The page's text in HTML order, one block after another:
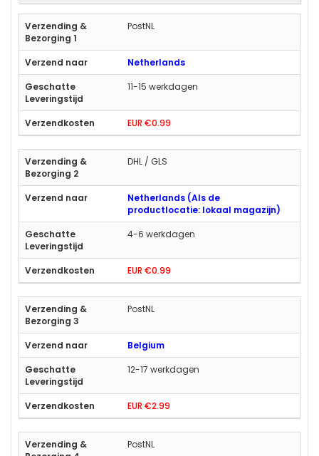
PostNL
Netherlands
11-15 werkdagen
EUR €0.99
DHL / GLS
Netherlands (Als de
productlocatie: lokaal magazijn)
4-6 werkdagen
EUR €0.99
PostNL
Belgium
12-17 werkdagen
EUR €2.99
PostNL